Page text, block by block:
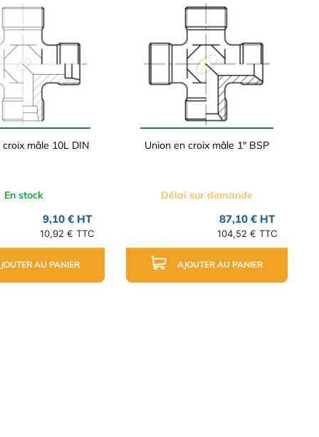
croix mâle 10L DIN
En stock
9,10 € HT
10,92 € TTC
AU PANIER
Union en croix mâle 1" BSP
Délai sur demande
87,10 € HT
104,52 € TTC
AJOUTER AU PANIER